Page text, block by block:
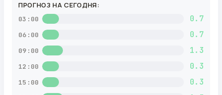
ПРОГНОЗ НА СЕГОДНЯ:
03:00 0.7
06:00 0.7
09:00 1.3
12:00 0.3
15:00 0.3